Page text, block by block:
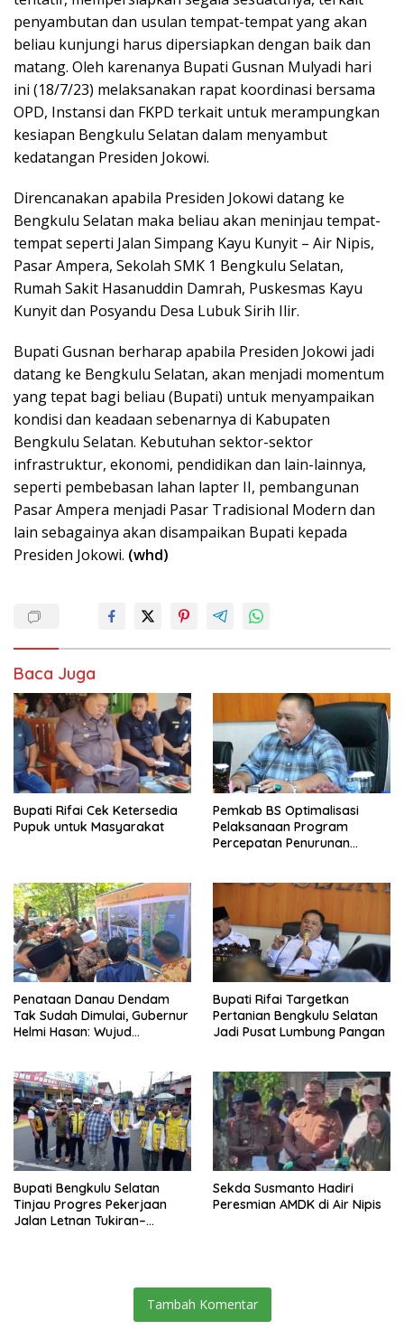
penyambutan dan usulan tempat-tempat yang akan
beliau kunjungi harus dipersiapkan dengan baik dan
matang. Oleh karenanya Bupati Gusnan Mulyadi hari
ini (18/7/23) melaksanakan rapat koordinasi bersama
OPD, Instansi dan FKPD terkait untuk merampungkan
kesiapan Bengkulu Selatan dalam menyambut
kedatangan Presiden Jokowi.
Direncanakan apabila Presiden Jokowi datang ke
Bengkulu Selatan maka beliau akan meninjau tempat-
tempat seperti Jalan Simpang Kayu Kunyit – Air Nipis,
Pasar Ampera, Sekolah SMK 1 Bengkulu Selatan,
Rumah Sakit Hasanuddin Damrah, Puskesmas Kayu
Kunyit dan Posyandu Desa Lubuk Sirih Ilir.
Bupati Gusnan berharap apabila Presiden Jokowi jadi
datang ke Bengkulu Selatan, akan menjadi momentum
yang tepat bagi beliau (Bupati) untuk menyampaikan
kondisi dan keadaan sebenarnya di Kabupaten
Bengkulu Selatan. Kebutuhan sektor-sektor
infrastruktur, ekonomi, pendidikan dan lain-lainnya,
seperti pembebasan lahan lapter II, pembangunan
Pasar Ampera menjadi Pasar Tradisional Modern dan
lain sebagainya akan disampaikan Bupati kepada
Presiden Jokowi. (whd)
Baca Juga
Bupati Rifai Cek Ketersedia
Pupuk untuk Masyarakat
Pemkab BS Optimalisasi
Pelaksanaan Program
Percepatan Penurunan
Penataan Danau Dendam
Tak Sudah Dimulai, Gubernur
Helmi Hasan: Wujud
Berdaya Saing
Bupati Rifai Targetkan
Pertanian Bengkulu Selatan
Jadi Pusat Lumbung Pangan
Bupati Bengkulu Selatan
Tinjau Progres Pekerjaan
Jalan Letnan Tukiran–
Sekda Susmanto Hadiri
Peresmian AMDK di Air Nipis
Tambah Komentar